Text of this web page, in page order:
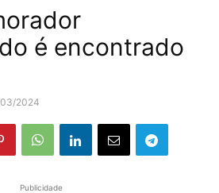
é encontrado
2024
Publicidade